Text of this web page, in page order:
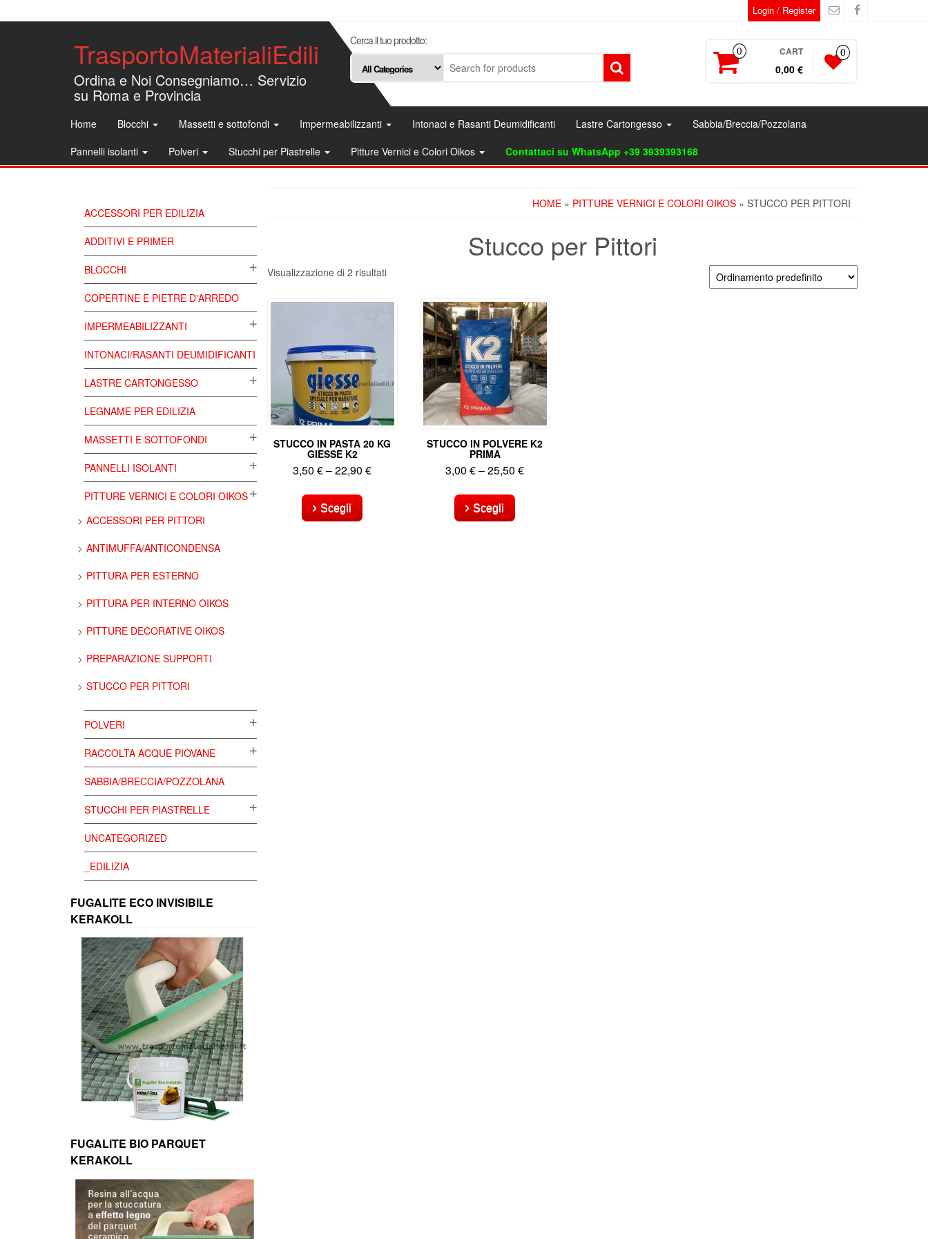
Login / Register
TrasportoMaterialiEdili
Ordina e Noi Consegniamo… Servizio
su Roma e Provincia
Cerca il tuo prodotto:
0 CART
0,00 €
0
Home Blocchi Massetti e sottofondi Impermeabilizzanti Intonaci e Rasanti Deumidificanti Lastre Cartongesso
Sabbia/Breccia/Pozzolana
Pannelli isolanti
Polveri Stucchi per Piastrelle Pitture Vernici e Colori Oikos Contattaci su WhatsApp +39 3939393168
ACCESSORI PER EDILIZIA
ADDITIVI E PRIMER
BLOCCHI
COPERTINE E PIETRE D'ARREDO
IMPERMEABILIZZANTI
INTONACI/RASANTI DEUMIDIFICANTI
LASTRE CARTONGESSO
LEGNAME PER EDILIZIA
MASSETTI E SOTTOFONDI
PANNELLI ISOLANTI
PITTURE VERNICI E COLORI OIKOS
ACCESSORI PER PITTORI
ANTIMUFFA/ANTICONDENSA
PITTURA PER ESTERNO
PITTURA PER INTERNO OIKOS
PITTURE DECORATIVE OIKOS
PREPARAZIONE SUPPORTI
STUCCO PER PITTORI
POLVERI
RACCOLTA ACQUE PIOVANE
SABBIA/BRECCIA/POZZOLANA
STUCCHI PER PIASTRELLE
UNCATEGORIZED
_EDILIZIA
FUGALITE ECO INVISIBILE
KERAKOLL
FUGALITE BIO PARQUET
KERAKOLL
HOME » PITTURE VERNICI E COLORI OIKOS » STUCCO PER PITTORI
Stucco per Pittori
Visualizzazione di 2 risultati
STUCCO IN PASTA 20 KG
GIESSE K2
3,50€–22,90€
Scegli
prodotto
ha
STUCCO IN POLVERE K2
PRIMA
3,00€–25,50€
Scegli
prodotto
ha